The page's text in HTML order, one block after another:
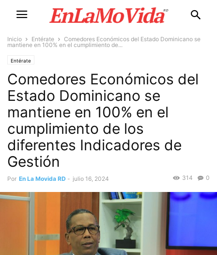
Inicio Entérate
Comedores Económicos del Estado Dominicano se
mantiene en 100% en el cumplimiento de...
Entérate
Comedores Económicos del
Estado Dominicano se
mantiene en 100% en el
cumplimiento de los
diferentes Indicadores de
Gestión
Por En La Movida RD - julio 16, 2024 0
314